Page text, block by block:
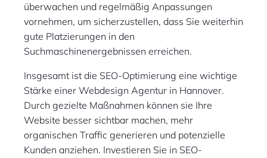
überwachen und regelmäßig Anpassungen
vornehmen, um sicherzustellen, dass Sie weiterhin
gute Platzierungen in den
Suchmaschinenergebnissen erreichen.
Insgesamt ist die SEO-Optimierung eine wichtige
Stärke einer Webdesign Agentur in Hannover.
Durch gezielte Maßnahmen können sie Ihre
Website besser sichtbar machen, mehr
organischen Traffic generieren und potenzielle
Kunden anziehen. Investieren Sie in SEO-